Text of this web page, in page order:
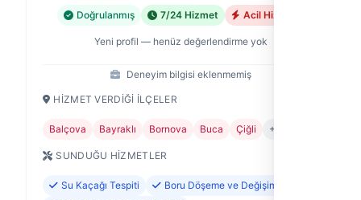
Doğrulanmış 7/24 Hizmet Acil Hizmet
Yeni profil — henüz değerlendirme yok
Deneyim bilgisi eklenmemiş
HIZMET VERDIĞI İLÇELER
Balçova Bayraklı Bornova Buca Çiğli +7
SUNDUĞU HIZMETLER
Su Kaçağı Tespiti
Boru Döşeme ve Değişimi